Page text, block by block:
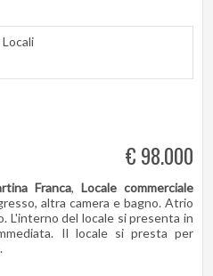
Locali
€ 98.000
Franca, Locale commerciale
altra camera e bagno. Atrio
L'interno del locale si presenta in
Il locale si presta per